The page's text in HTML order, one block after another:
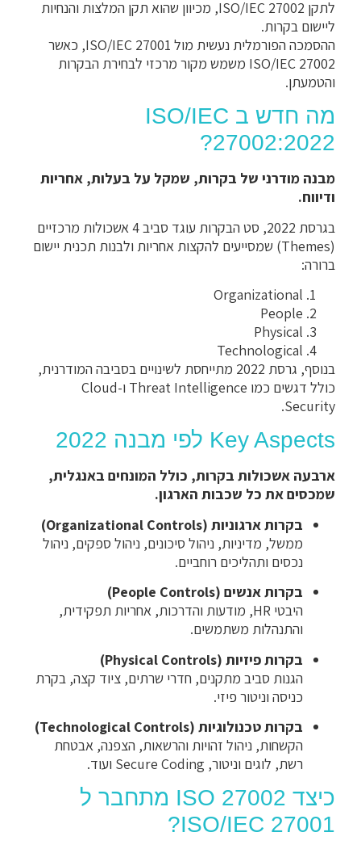
לתקן ISO/IEC 27002, מכיוון שהוא תקן המלצות והנחיות
ליישום בקרות.
ההסמכה הפורמלית נעשית מול ISO/IEC 27001, כאשר
ISO/IEC 27002 משמש מקור מרכזי לבחירת הבקרות
והטמעתן.
מה חדש ב ISO/IEC
27002:2022?
מבנה מודרני של בקרות, שמקל על בעלות, אחריות
ודיווח.
בגרסת 2022, סט הבקרות עוגד סביב 4 אשכולות מרכזיים
(Themes) שמסייעים להקצות אחריות ולבנות תכנית יישום
ברורה:
Organizational
People
Physical
Technological
בנוסף, גרסת 2022 מתייחסת לשינויים בסביבה המודרנית,
כולל דגשים כמו Threat Intelligence ו-Cloud
Security.
Key Aspects לפי מבנה 2022
ארבעה אשכולות בקרות, כולל המונחים באנגלית,
שמכסים את כל שכבות הארגון.
בקרות ארגוניות (Organizational Controls)
ממשל, מדיניות, ניהול סיכונים, ניהול ספקים, ניהול
נכסים ותהליכים רוחביים.
בקרות אנשים (People Controls)
היבטי HR, מודעות והדרכות, אחריות תפקידית,
והתנהלות משתמשים.
בקרות פיזיות (Physical Controls)
הגנות סביב מתקנים, חדרי שרתים, ציוד קצה, בקרת
כניסה וניטור פיזי.
בקרות טכנולוגיות (Technological Controls)
הקשחות, ניהול זהויות והרשאות, הצפנה, אבטחת
רשת, לוגים וניטור, Secure Coding ועוד.
כיצד ISO 27002 מתחבר ל
ISO/IEC 27001?